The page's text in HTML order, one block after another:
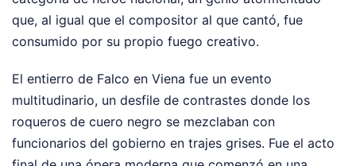
que, al igual que el compositor al que cantó, fue
consumido por su propio fuego creativo.
El entierro de Falco en Viena fue un evento
multitudinario, un desfile de contrastes donde los
roqueros de cuero negro se mezclaban con
funcionarios del gobierno en trajes grises. Fue el acto